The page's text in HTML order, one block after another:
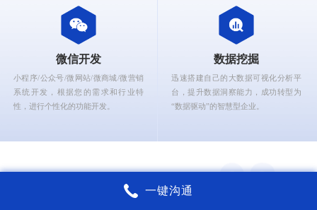
微信开发
小程序/公众号/微网站/微商城/微营销
系统开发，根据您的需求和行业特
性，进行个性化的功能开发。
数据挖掘
迅速搭建自己的大数据可视化分析平
台，提升数据洞察能力，成功转型为
“数据驱动”的智慧型企业。
上海锐智开高软件核心能力
一键沟通